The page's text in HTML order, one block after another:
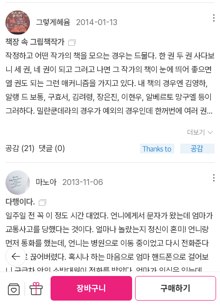
장바구니 구매하기
엄마인 나는 이렇게 말한다→ 나는 엄마로서 이처럼 말한다68쪽아
이는 언어술사, 똘똘이라는 별명을 얻었을 만큼→ 아이는 말솜씨, 똘
똘이라는 이름을 얻을 만큼→ 아이는 입심, 똘똘이라는 덧이름을 얻
을 만큼68쪽수족구병手足口病에 감염됐다고 한다→ 거품앓이에
옮았다고 한다→ 물집앓이가 퍼졌다고 한다73쪽요샛말로 탈脫서울
이라 표현하면 될까→ 요샛말로 서울벗기라 하면 될까→ 요샛말로 서
울나가기라 하면 될까143쪽글 : 숲노래·파란놀(최종규). 낱말책을 쓴
다. 《풀꽃나무 들숲노래 동시 따라쓰기》, 《새로 쓰는 말밑 꾸러미 사
은책집을 보았습니다》, 《우리말꽃》, 《쉬운 말이 평화》, 《곁말》, 《책
숲마실》, 《우리말 수수께끼 동시》, 《시골에서 살림 짓는 즐거움》,
《이오덕 마음 읽기》을 썼다. blog.naver.com/hbooklove
을 통해 맺어진 이들의 관계는 생명의 탄생이라는 원초적 관계이기
때문에, 사회적으로 맺어진 아버지와의 관계와는 다르다는 것이 저자
의 설명입니다. 효(孝)의 가장 원초적 출발은 모성애이다. 동물의
세계에 있어서도 수컷은 수태과정에 주로 기능하며, 출산과 양육에
대한 책임을 지지 않는다. 출산과 양육은 암컷의 모성애에 의한 것이
다. 따라서 효의 교감의 가장 원초적 대상은 엄마일 수밖에 없다(p16
6)... 아버지에 대한 효라는 것은 본질적으로 정치적이며 문명의 가치
관 속에서 인위적으로 만들어진 것이다. 어머니에 대한 효라는 것도
능적인 그 원초성이 퇴색되지 않는다.(p167) <효경 孝經 한글역주
> 中 <부모은중경>의 뛰어난 사실은 '부모'를 말하면서도 오로지 '엄
마의 무한한 은혜'를강조하고 있다는 것이다.(p170)... <부모은중경
> 은 극적인 대화로써 사람을 끌어들이며 곧바로 엄마가 아기를 가진
후 열 달 동안 고생하는 모습을 그리는데, 한 달, 두 달, 세 달... 열 달
까지 그 태아의 생성모습을 그리는 언어가 오늘날의 발생학적 사유와
대차가 없으며 그 묘사기법이 매우 절실하다. 그리고 천 개의 칼로 배
를 휘젓고 만 개의 칼로 심장을 찌르는 듯하 엄마의 산고를 묘사하고
곧이어 앞서 말한 어머님 은혜 십게찬송(十偈讚頌)이 설파된다.(p1
71) <효경 孝經 한글역주> 中 아빠의 사랑은 사회적 관계이고 엄마
의 사랑은 원초적 관계이기에, 전자는 위압적이고 권위적이며 수직적
이고 당위적이며 이성적인 반면, 후자는 인종적이고 포용적이며 수평
적이고 자연적이며 감성적이라는 저자의 설명은 매우 냉정하게 들리
통적인' 베리 머치 코리안 스타일 그림책이라니. 그것도 명절에 후달
리는 부엌일 하고 짬내서 커피 마시는 호사를 하면서 읽자니 .... 운명
의 장난인가요, 난 엄마나 하라는건가요. 에잇 어흥 하고 소리질러버
릴테다. 이렇게 슈퍼엄마, 라고 추켜세우면서 지들 방청소랑 부엌일
을 넘길 속셈인걸 모를소냐?! 돼지책을 소환하겠다! 회사원, 과학자,
그리고 배우도 다 할 수 있으면 하는거다. 엄마도 하면 하는거고. 선택
의 문제지. 발목 잡히는 게 아니라면. 아, 이렇게 쓸 때 내가 '전문직장
인'이었다면 얼마나 멋졌을까. 나는 그러니까...그냥 엄마임. 가끔 알
바나 하지만 그냥 엄마, 수퍼 엄마도 아닌 그냥 엄마. 그래서 이렇게
그냥 엄마 칭찬하는 척 하면서 깔보는 그림책이 싫었다. 카푸치노에
계피가루 엄청나서 (아, 맞다, 여기 추석 때도 이랬었지) 걷어내고 마
다음 식사준비에..뒷정리에...
그렇게혜윰 2014-01-13
책장 속 그림책작가
작정하고 어떤 작가의 책을 모으는 경우는 드물다. 한 권 두 권 사다보
니 세 권, 네 권이 되고 그러고 나면 그 작가의 책이 눈에 띄어 좋으면
열 권도 되는 그런 매커니즘을 가지고 있다. 내 책의 경우엔 김영하,
알랭 드 보통, 구효서, 김려령, 장은진, 이현우, 알베르토 망구엘 등이
그러하다. 밀란쿤데라의 경우가 예외의 경우인데 한꺼번에 여러 권의
의 경우는 읽지 못한 경우가 많다. 전자의 방식을 따르는 것이 옳지만
요즘 자꾸 후자의 방식으로 가는 경향이 있어 스스로 못마땅하기도
하다. 어쨌든 그 이야기를 하려는 것이 아니라 내 책이 아니라 아이책
에서도 특정 작가의 책은 한 권, 두 권이 세 권, 네 권이 되고 또 열 권
이 되곤 한다. 구매력은 내가 가지고 있으므로 이것은 순수하게 아이
의 흥미가 아닌 엄마의 흥미가 포함된 결과물이다. 그 작가들의 책에
대해 정리해보고자 한다. 시작은 오늘 산 두 권의 책 때문이었다. 피터
레이놀즈의 [느끼는대로]를 사오니 그의 책이 3권이 되었고, 노인경
의 [기차와 물고기]를 사오니 그의 책도 3권이 되어, 곧 그들의 책이
다섯 권, 여섯 권이 되겠다 싶어졌고 책장에서 여러 권 꽂힌 작가들을
보니 생각보다 많아 정리를 한 번 해보고 싶어졌다. 1. 앤서니 브라운
과 존 버닝햄앤서니 브라운<우리 아빠가 최고야>,<돼지책>,<고릴
라>,<우리 엄마>,<기분을 말해 봐!> 존 버닝햄<지각대장 존>,<검
더보기
공감 (21) 댓글 (0)
마노아2013-11-06
다행이다.
일주일 전 꼭 이 정도 시간 대였다. 언니에게서 문자가 왔는데 엄마가
교통사고를 당했다는 것이다. 얼마나 놀랐는지 정신이 혼미! 언니랑
먼저 통화를 했는데, 언니는 병원으로 이동 중이었고 다시 전화준다
며 바로 끊어버렸다. 혹시나 하는 마음으로 엄마 핸드폰으로 걸어보
니 구급차 안의 소방대원이 전화를 받았다. 엄마가 의식은 있는데 전
화 받을 상황은 되지 않으니 얼른 병원으로 오라고. 머리에서 피가 난
다고 했다. 한시간쯤 뒤에는 머리에서 피가 나서 다행이라고, 그 피가
더보기
뒤로가
기